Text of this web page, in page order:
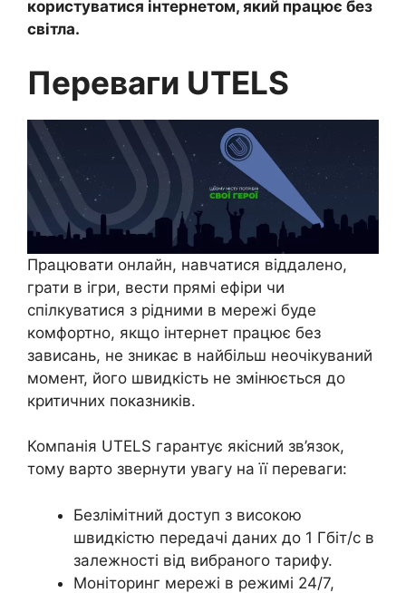
користуватися інтернетом, який працює без
світла.
Переваги UTELS
Працювати онлайн, навчатися віддалено,
грати в ігри, вести прямі ефіри чи
спілкуватися з рідними в мережі буде
комфортно, якщо інтернет працює без
зависань, не зникає в найбільш неочікуваний
момент, його швидкість не змінюється до
критичних показників.
Компанія UTELS гарантує якісний зв’язок,
тому варто звернути увагу на її переваги:
Безлімітний доступ з високою
швидкістю передачі даних до 1 Гбіт/с в
залежності від вибраного тарифу.
Моніторинг мережі в режимі 24/7,